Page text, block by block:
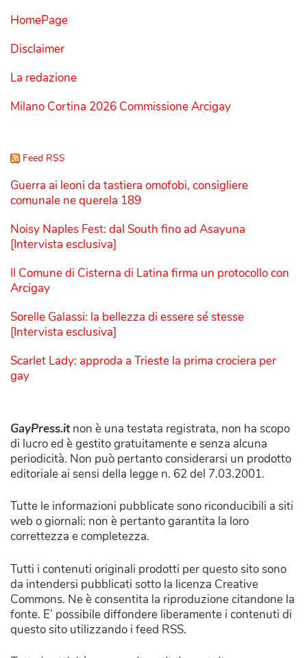
HomePage
Disclaimer
La redazione
Milano Cortina 2026 Commissione Arcigay
Feed RSS
Guerra ai leoni da tastiera omofobi, consigliere
comunale ne querela 189
Noisy Naples Fest: dal South fino ad Asayuna
[Intervista esclusiva]
Il Comune di Cisterna di Latina firma un protocollo con
Arcigay
Sorelle Galassi: la bellezza di essere sé stesse
[Intervista esclusiva]
Scarlet Lady: approda a Trieste la prima crociera per
gay
GayPress.itnon è una testata registrata, non ha scopo
di lucro ed è gestito gratuitamente e senza alcuna
periodicità. Non può pertanto considerarsi un prodotto
editoriale ai sensi della legge n. 62 del 7.03.2001.
Tutte le informazioni pubblicate sono riconducibili a siti
web o giornali: non è pertanto garantita la loro
correttezza e completezza.
Tutti i contenuti originali prodotti per questo sito sono
da intendersi pubblicati sotto la licenza Creative
Commons. Ne è consentita la riproduzione citandone la
fonte. E’ possibile diffondere liberamente i contenuti di
questo sito utilizzando i feed RSS.